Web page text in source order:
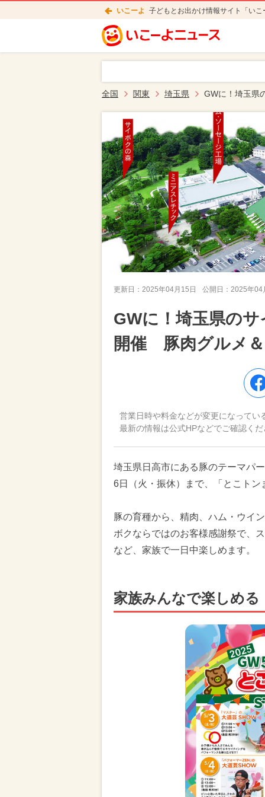
いこーよ 子どもとお出かけ情報サイト「い
全国 関東 埼玉県 GWに！埼玉県
更新日： 2025年04月15日 公開日： 2025年04
GWに！埼玉県の
開催 豚肉グルメ
営業日時や料金などが変更になってい
最新の情報は公式HPなどでご確認く
埼玉県日高市にある豚のテーマパ
6日（火・振休）まで、「とこト
豚の育種から、精肉、ハム・ウイ
ボクならではのお客様感謝祭で、
など、家族で一日中楽しめます。
家族みんなで楽しめ